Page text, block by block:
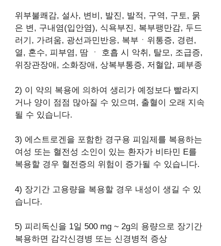
위부불쾌감, 설사, 변비, 발진, 발적, 구역, 구토, 묽
은 변, 구내염(입안염), 식욕부진, 복부팽만감, 두드
러기, 가려움, 광선과민반응, 복부ㆍ위통증, 경련,
열, 혼수, 피부염, 땀 ㆍ 호흡 시 악취, 탈모, 조급증,
위장관장애, 소화장애, 상복부통증, 저혈압, 폐부종
2) 이 약의 복용에 의하여 생리가 예정보다 빨라지
거나 양이 점점 많아질 수 있으며, 출혈이 오래 지속
될 수 있습니다.
3) 에스트로겐을 포함한 경구용 피임제를 복용하는
여성 또는 혈전성 소인이 있는 환자가 비타민 E를
복용할 경우 혈전증의 위험이 증가될 수 있습니다.
4) 장기간 고용량을 복용할 경우 내성이 생길 수 있
습니다.
5) 피리독신을 1일 500 mg ~ 2g의 용량으로 장기간
복용하면 감각신경병 또는 신경병적 증상